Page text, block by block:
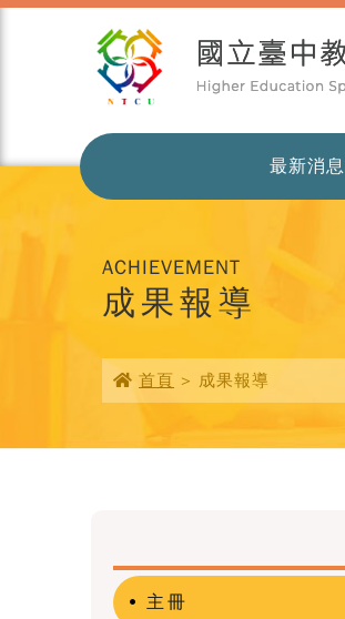
最新消息
ACHIEVEMENT
成果報導
首頁 > 成果報導
主冊